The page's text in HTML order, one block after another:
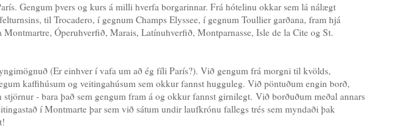
Gengum þvers og kurs á milli hverfa borgarinnar. Frá hótelinu okkar sem lá nálægt
til Trocadero, í gegnum Champs Elyssee, í gegnum Toullier garðana, fram hjá
Óperuhverfið, Marais, Latínuhverfið, Montparnasse, Isle de la Cite og St.
(Er einhver í vafa um að ég fíli París?). Við gengum frá morgni til kvölds,
kaffihúsum og veitingahúsum sem okkur fannst hugguleg. Við pöntuðum engin borð,
- bara það sem gengum fram á og okkur fannst girnilegt. Við borðuðum meðal annars
í Montmarte þar sem við sátum undir laufkrónu fallegs trés sem myndaði þak